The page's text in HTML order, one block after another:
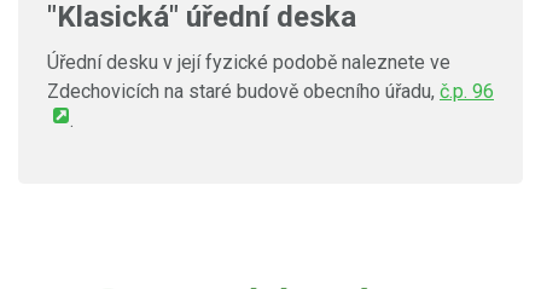
"Klasická" úřední deska
Úřední desku v její fyzické podobě naleznete ve
Zdechovicích na staré budově obecního úřadu, č.p. 96
.